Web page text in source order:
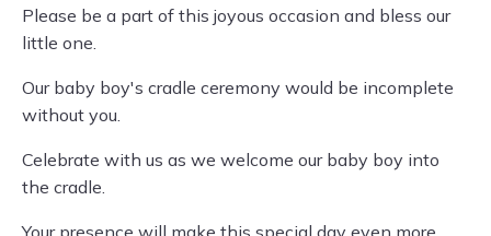
Please be a part of this joyous occasion and bless our
little one.
Our baby boy's cradle ceremony would be incomplete
without you.
Celebrate with us as we welcome our baby boy into
the cradle.
Your presence will make this special day even more